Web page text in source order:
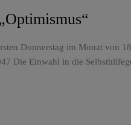
Donnerstag im Monat von
Die Einwahl in die